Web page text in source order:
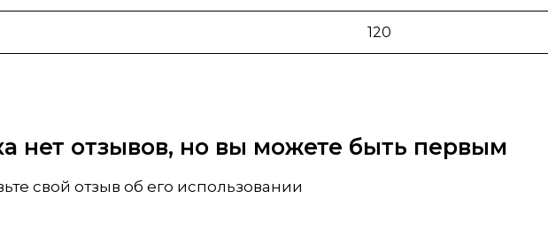
120
нет отзывов, но вы можете быть первым
свой отзыв об его использовании